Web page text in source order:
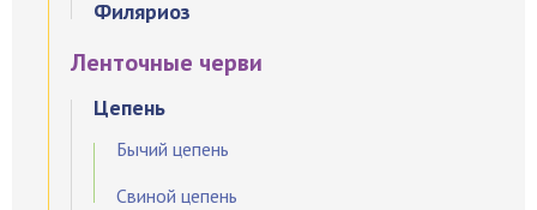
Филяриоз
Ленточные черви
Цепень
Бычий цепень
Свиной цепень